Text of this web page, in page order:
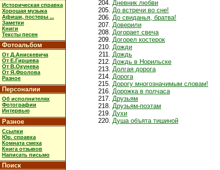
Историческая справка
Хорошая музыка
Афиши, постеры ...
Заметки
Книги
Тексты песен
Фотоальбом
От Д.Анискевича
От Е.Гиршева
От В.Окунева
От Я.Фролова
Разное
Персоналии
Об исполнителях
Фотографии
Интервью
Разное
Ссылки
Юр. справка
Комната смеха
Книга отзывов
Написать письмо
Поиск
Дневник любви
До встречи во сне!
До свиданья, братва!
Доверили
Догорает свеча
Догорел костерок
Дожди
Дождь
Дождь в Норильске
Долгая дорога
Дорога
Дорогу многозначимым словам!
Дорожка в полчаса
Друзьям
Друзьям-поэтам
Духи
Душа объята тишиной